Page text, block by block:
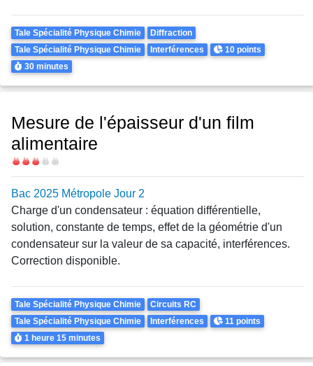
Theme
Tale Spécialité Physique Chimie
Diffraction
Tale Spécialité Physique Chimie
Interférences Points
10 points
Durée
30 minutes
Mesure de l'épaisseur d'un film
alimentaire
Difficulté
Bac 2025 Métropole Jour 2
Charge d'un condensateur : équation différentielle,
solution, constante de temps, effet de la géométrie d'un
condensateur sur la valeur de sa capacité, interférences.
Correction disponible.
Theme
Tale Spécialité Physique Chimie
Circuits RC
Tale Spécialité Physique Chimie
Interférences Points
11 points
Durée
1 heure 15 minutes